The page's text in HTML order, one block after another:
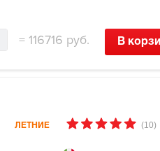
= 116716 руб. В
ЛЕТНИЕ (10)